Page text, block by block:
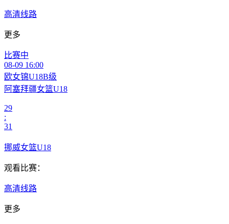
高清线路
更多
比赛中
08-09 16:00
欧女锦U18B级
阿塞拜疆女篮U18
29
:
31
挪威女篮U18
观看比赛：
高清线路
更多